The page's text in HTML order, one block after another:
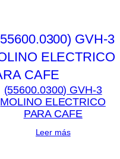
(55600.0300) GVH-3
MOLINO ELECTRICO
PARA CAFE
Leer más